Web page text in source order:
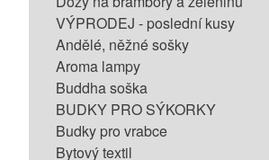
VÝPRODEJ - poslední kusy
Andělé, něžné sošky
Aroma lampy
Buddha soška
BUDKY PRO SÝKORKY
Budky pro vrabce
Bytový textil